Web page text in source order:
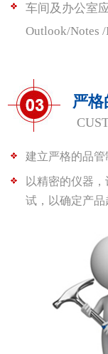
车间及办公室
Outlook/Notes
严
建立严格的品
以精密的仪器
试，以确定产品